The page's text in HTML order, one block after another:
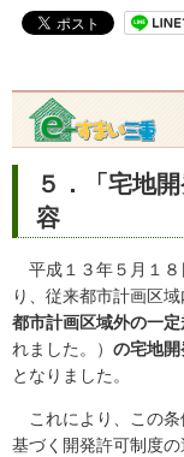
５．「宅地
容
平成１３年５月１
り、従来都市計画区
都市計画区域外の一定
れました。） の宅地
となりました。
これにより、この
基づく開発許可制度